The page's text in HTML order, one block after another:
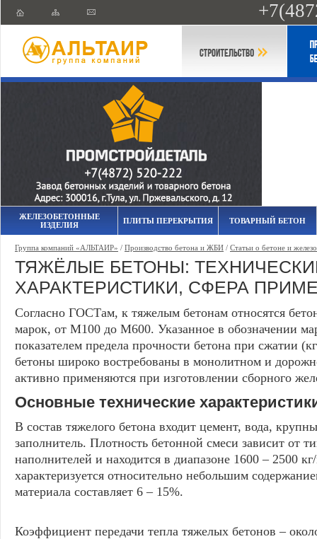
ЖЕЛЕЗОБЕТОННЫЕ
ИЗДЕЛИЯ
ПЛИТЫ ПЕРЕКРЫТИЯ ТОВАРНЫЙ БЕТОН
Группа компаний «АЛЬТАИР» / Производство бетона и ЖБИ / Статьи о бетоне и
ТЯЖЁЛЫЕ БЕТОНЫ:
ХАРАКТЕРИСТИКИ, СФЕРА
Согласно ГОСТам, к тяжелым бетонам относятся
марок, от М100 до М600. Указанное в обозначении
показателем предела прочности бетона при сжатии
бетоны широко востребованы в монолитном и
активно применяются при изготовлении сборного
Основные технические
В состав тяжелого бетона входит цемент, вода,
заполнитель. Плотность бетонной смеси зависит от
наполнителей и находится в диапазоне 1600 – 2500
характеризуется относительно небольшим
материала составляет 6 – 15%.
Коэффициент передачи тепла тяжелых бетонов –